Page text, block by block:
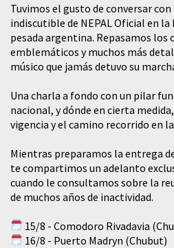
Tuvimos el gusto de conversar
indiscutible de NEPAL Oficial en
pesada argentina. Repasamos los
emblemáticos y muchos más
músico que jamás detuvo su
​Una charla a fondo con un pilar
nacional, y dónde en cierta
vigencia y el camino recorrido en
Mientras preparamos la entrega
te compartimos un adelanto
cuando le consultamos sobre la
de muchos años de inactividad.
15/8 - Comodoro Rivadavia
16/8 - Puerto Madryn (Chubut)